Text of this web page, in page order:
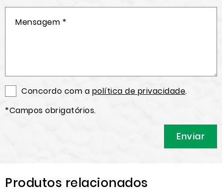
Concordo com a política de privacidade.
*Campos obrigatórios.
Produtos relacionados